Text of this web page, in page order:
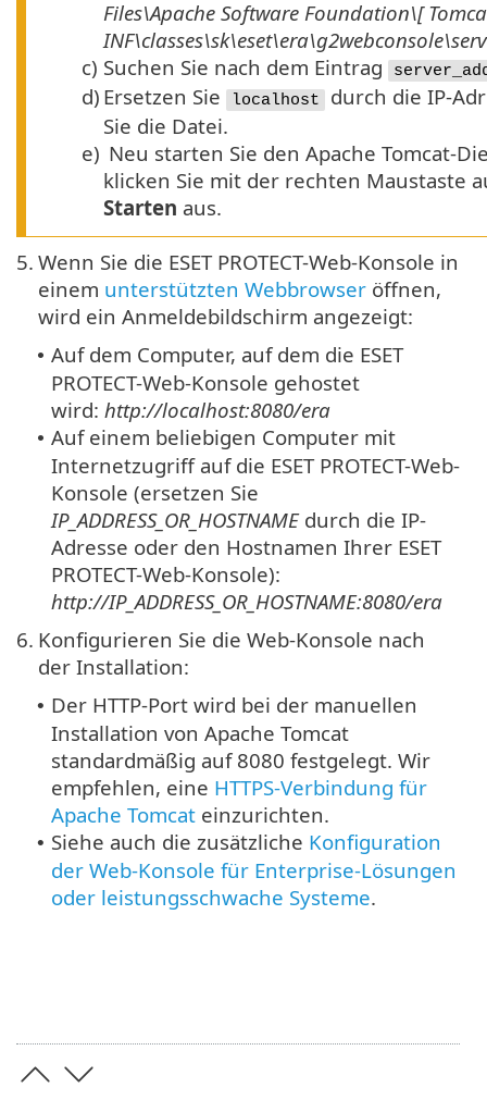
Files\Apache Software Foundation\[
c) Suchen Sie nach dem Eintrag
d) Ersetzen Sie localhost
durch die IP-
Sie die Datei.
e) Neu starten Sie den Apache Tomcat-
klicken Sie mit der rechten Maustaste
Starten aus.
5. Wenn Sie die ESET PROTECT-Web-Konsole in
einem unterstützten Webbrowser öffnen,
wird ein Anmeldebildschirm angezeigt:
• Auf dem Computer, auf dem die ESET
PROTECT-Web-Konsole gehostet
wird: http://localhost:8080/era
• Auf einem beliebigen Computer mit
Internetzugriff auf die ESET PROTECT-Web-
Konsole (ersetzen Sie
IP_ADDRESS_OR_HOSTNAMEdurch die IP-
Adresse oder den Hostnamen Ihrer ESET
PROTECT-Web-Konsole):
http://IP_ADDRESS_OR_HOSTNAME:8080/era
6. Konfigurieren Sie die Web-Konsole nach
der Installation:
• Der HTTP-Port wird bei der manuellen
Installation von Apache Tomcat
standardmäßig auf 8080 festgelegt. Wir
empfehlen, eine HTTPS-Verbindung für
Apache Tomcat einzurichten.
• Siehe auch die zusätzliche Konfiguration
der Web-Konsole für Enterprise-Lösungen
oder leistungsschwache Systeme.